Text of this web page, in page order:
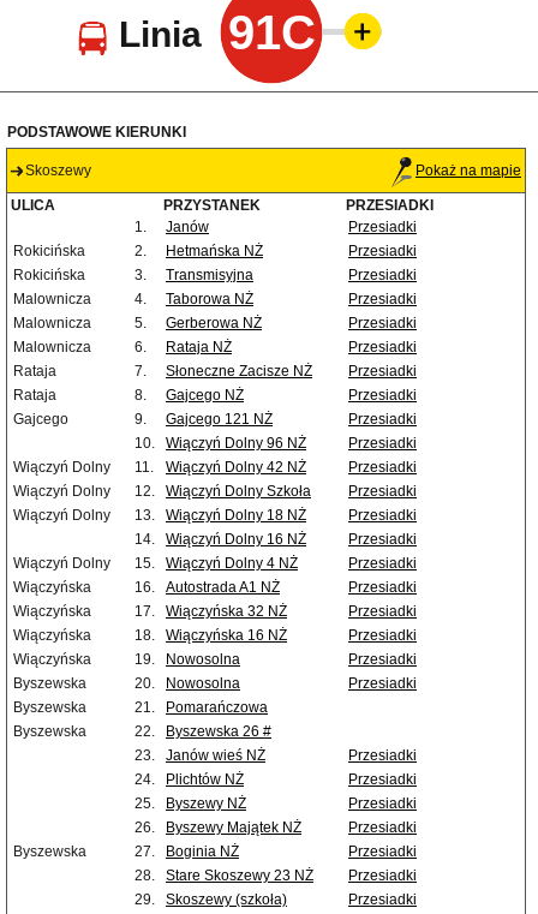
Linia 91C
PODSTAWOWE KIERUNKI
Skoszewy Pokaż na mapie
ULICA PRZYSTANEK
PRZESIADKI
1.
Janów
Przesiadki
Rokicińska
2. Hetmańska NŻ
Przesiadki
Rokicińska
3. Transmisyjna
Przesiadki
Malownicza
4. Taborowa NŻ
Przesiadki
Malownicza
5. Gerberowa NŻ
Przesiadki
Malownicza
6. Rataja NŻ
Przesiadki
Rataja
7. Słoneczne Zacisze NŻ
Przesiadki
Rataja
8. Gajcego NŻ
Przesiadki
Gajcego
9. Gajcego 121 NŻ
Przesiadki
10.
Wiączyń Dolny 96 NŻ
Przesiadki
Wiączyń Dolny
11. Wiączyń Dolny 42 NŻ
Przesiadki
Wiączyń Dolny
12. Wiączyń Dolny Szkoła
Przesiadki
Wiączyń Dolny
13. Wiączyń Dolny 18 NŻ
Przesiadki
14.
Wiączyń Dolny 16 NŻ
Przesiadki
Wiączyń Dolny
15. Wiączyń Dolny 4 NŻ
Przesiadki
Wiączyńska
16. Autostrada A1 NŻ
Przesiadki
Wiączyńska
17. Wiączyńska 32 NŻ
Przesiadki
Wiączyńska
18. Wiączyńska 16 NŻ
Przesiadki
Wiączyńska
19. Nowosolna
Przesiadki
Byszewska
20. Nowosolna
Przesiadki
Byszewska
21.
Pomarańczowa
Byszewska
22.
Byszewska 26 #
23.
Janów wieś NŻ
Przesiadki
24.
Plichtów NŻ
Przesiadki
25.
Byszewy NŻ
Przesiadki
26.
Byszewy Majątek NŻ
Przesiadki
Byszewska
27. Boginia NŻ
Przesiadki
28.
Stare Skoszewy 23 NŻ
Przesiadki
29.
Skoszewy (szkoła)
Przesiadki